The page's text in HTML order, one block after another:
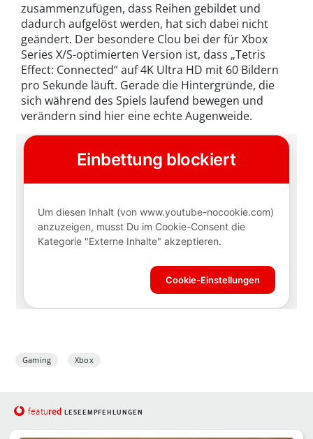
zusammenzufügen, dass Reihen gebildet und
dadurch aufgelöst werden, hat sich dabei nicht
geändert. Der besondere Clou bei der für Xbox
Series X/S-optimierten Version ist, dass „Tetris
Effect: Connected“ auf 4K Ultra HD mit 60 Bildern
pro Sekunde läuft. Gerade die Hintergründe, die
sich während des Spiels laufend bewegen und
verändern sind hier eine echte Augenweide.
Gaming Xbox
featured LESEEMPFEHLUNGEN